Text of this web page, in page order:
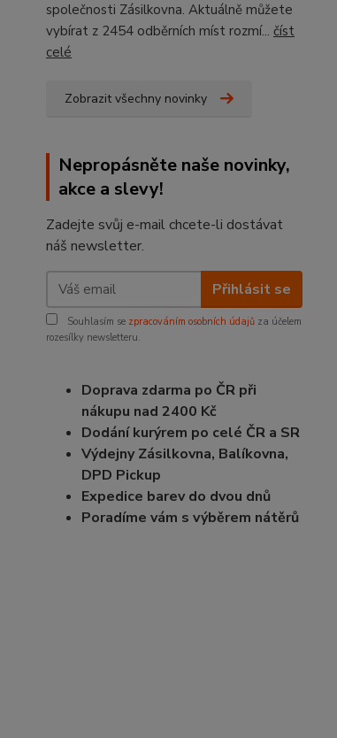
společnosti Zásilkovna. Aktuálně můžete
vybírat z 2454 odběrních míst rozmí... číst
celé
Zobrazit všechny novinky
Nepropásněte naše novinky,
akce a slevy!
Zadejte svůj e-mail chcete-li dostávat
náš newsletter.
Přihlásit se
Souhlasím se zpracováním osobních údajů za účelem
rozesílky newsletteru.
Doprava zdarma po ČR při
nákupu nad 2400 Kč
Dodání kurýrem po celé ČR a SR
Výdejny Zásilkovna, Balíkovna,
DPD Pickup
Expedice barev do dvou dnů
Poradíme vám s výběrem nátěrů